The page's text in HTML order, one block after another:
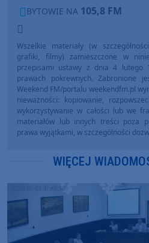
BYTOWIE NA 105,8 FM
Wszelkie materiały (w
grafiki, filmy) zamieszczone w
przepisami ustawy z dnia 4
prawach pokrewnych. Zabronione
Weekend FM/portalu weekendfm.pl
nieważności: kopiowanie,
wykorzystywanie w całości lub we
materiałów lub innych treści poza
prawa wyjątkami, w szczególności
WIĘCEJ